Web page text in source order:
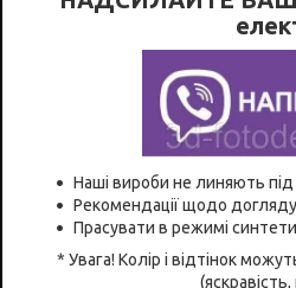
Наші вироби не линяють під
Рекомендації щодо
Прасувати в режимі
* Увага! Колір і відтінок